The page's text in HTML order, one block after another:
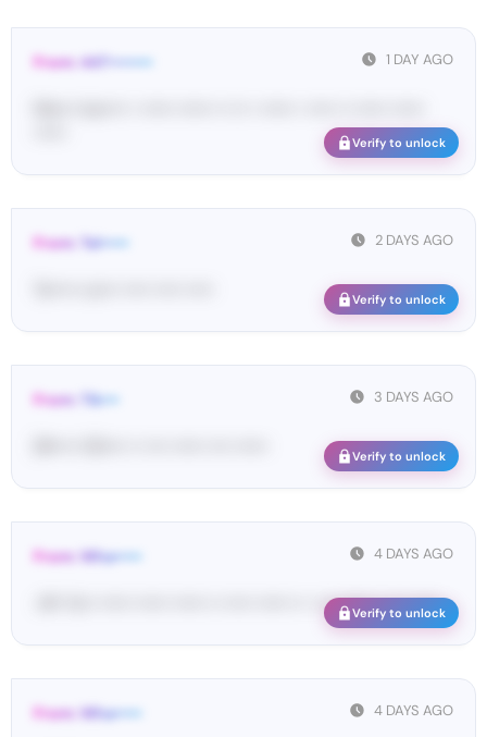
1 DAY AGO
From: 447••••••••
Verify to unlock
2 DAYS AGO
From: Tel•••••
Verify to unlock
3 DAYS AGO
From: Tik•••
Verify to unlock
4 DAYS AGO
From: Wha•••••
<#• Yo•• •••••• •••••• •••••• •• ••••• •••••• •• • ••• •••••• •• ••• ••••• ...
Verify to unlock
4 DAYS AGO
From: Wha•••••